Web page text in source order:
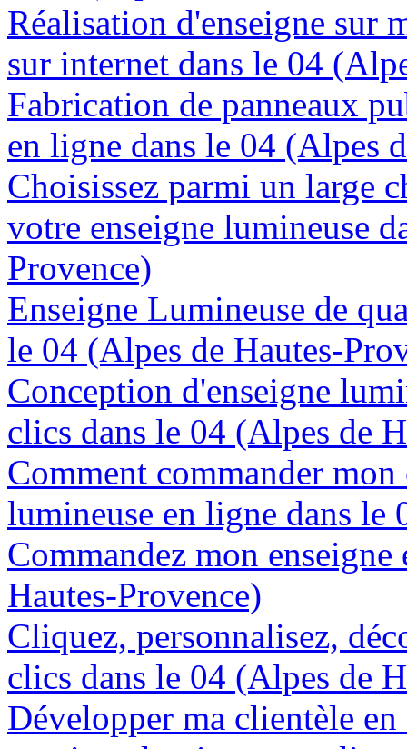
Réalisation d'enseigne sur
sur internet dans le 04
Fabrication de panneaux
en ligne dans le 04 (Alpes
Choisissez parmi un large
votre enseigne lumineuse
Provence)
Enseigne Lumineuse de
le 04 (Alpes de Hautes-
Conception d'enseigne
clics dans le 04 (Alpes de
Comment commander
lumineuse en ligne dans le
Commandez mon
Hautes-Provence)
Cliquez, personnalisez,
clics dans le 04 (Alpes de
Développer ma clientèle